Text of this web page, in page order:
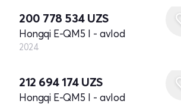
200 778 534 UZS
Hongqi E-QM5 I - avlod
2024
212 694 174 UZS
Hongqi E-QM5 I - avlod